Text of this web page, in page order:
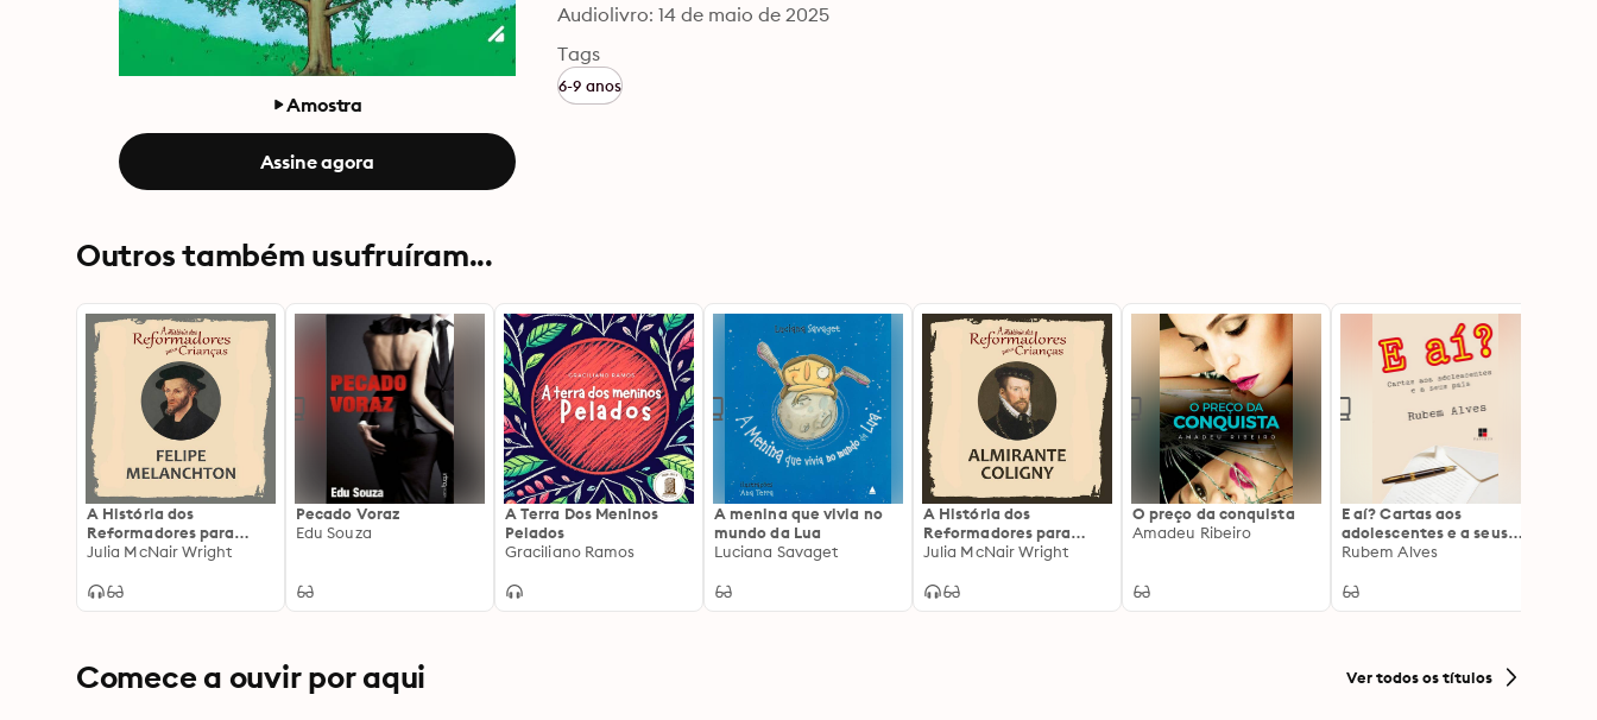
Amostra
Assine agora
Audiolivro: 14 de maio de 2025
Tags
6-9 anos
Outros também usufruíram...
A História dos
Reformadores para
Crianças: Felipe
Julia McNair Wright
Pecado Voraz
Edu Souza
A Terra Dos Meninos
Pelados
Graciliano Ramos
A menina que vivia no
mundo da Lua
Luciana Savaget
A História dos
Reformadores para
Crianças: Almirante
Julia McNair Wright
O preço da conquista
Amadeu Ribeiro
E aí? Cartas aos
adolescentes e a seus
pais
Rubem Alves
Comece a ouvir por aqui Ver todos os títulos